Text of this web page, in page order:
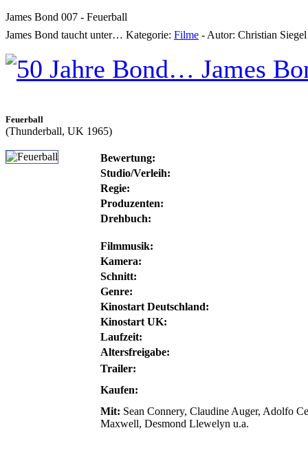
James Bond 007 - Feuerball
James Bond taucht unter… Kategorie: Filme - Autor: Christian Siegel
Feuerball
(Thunderball, UK 1965)
Bewertung:
Studio/Verleih:
Regie:
Produzenten:
Drehbuch:
Filmmusik:
Kamera:
Schnitt:
Genre:
Kinostart Deutschland:
Kinostart UK:
Laufzeit:
Altersfreigabe:
Trailer:
Kaufen:
Mit: Sean Connery, Claudine Auger, Adolfo
Maxwell, Desmond Llewelyn u.a.